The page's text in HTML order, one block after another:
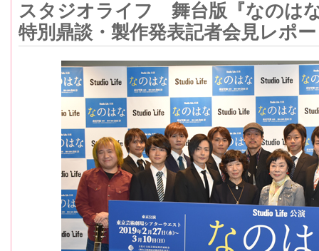
スタジオライフ 舞台版『なのは
特別鼎談・製作発表記者会見レポ